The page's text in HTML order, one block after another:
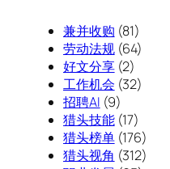
兼并收购 (81)
劳动法规(64)
好文分享(2)
工作机会 (32)
招聘AI (9)
猎头技能(17)
猎头榜单(176)
猎头视角 (312)